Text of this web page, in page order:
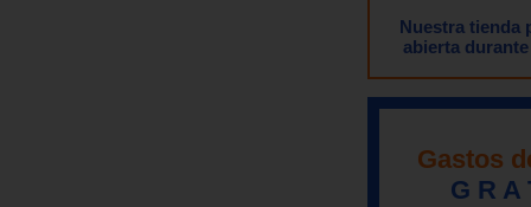
Nuestra tienda
abierta
Gastos
G R A